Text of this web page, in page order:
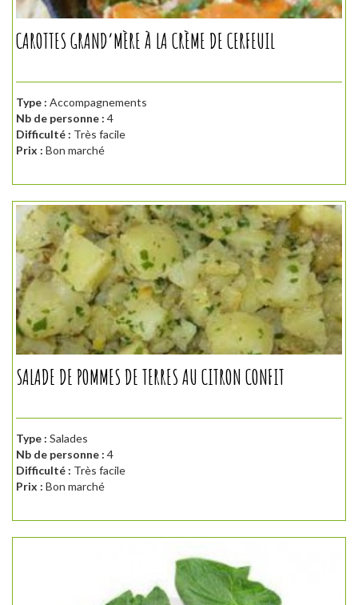
CAROTTES GRAND’MÈRE À LA CRÈME DE CERFEUIL
Type : Accompagnements
Nb de personne : 4
Difficulté : Très facile
Prix : Bon marché
SALADE DE POMMES DE TERRES AU CITRON CONFIT
Type : Salades
Nb de personne : 4
Difficulté : Très facile
Prix : Bon marché